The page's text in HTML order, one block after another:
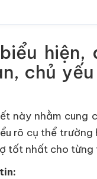
chủ
này nhằm cung
rõ cụ thể
tốt nhất cho